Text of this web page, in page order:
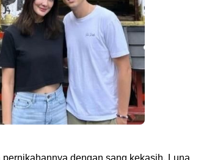
dengan sang kekasih, Luna